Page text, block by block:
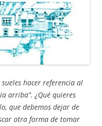
hacer referencia al
arriba”. ¿Qué quieres
que debemos dejar de
otra forma de tomar